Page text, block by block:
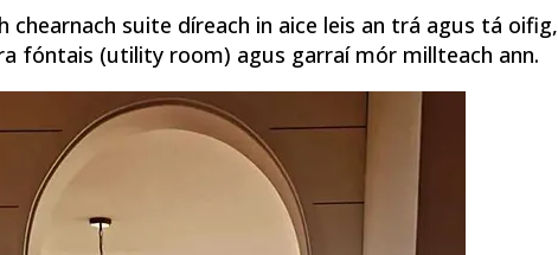
chearnach suite díreach in aice leis an trá agus tá oifig,
fóntais (utility room) agus garraí mór millteach ann.